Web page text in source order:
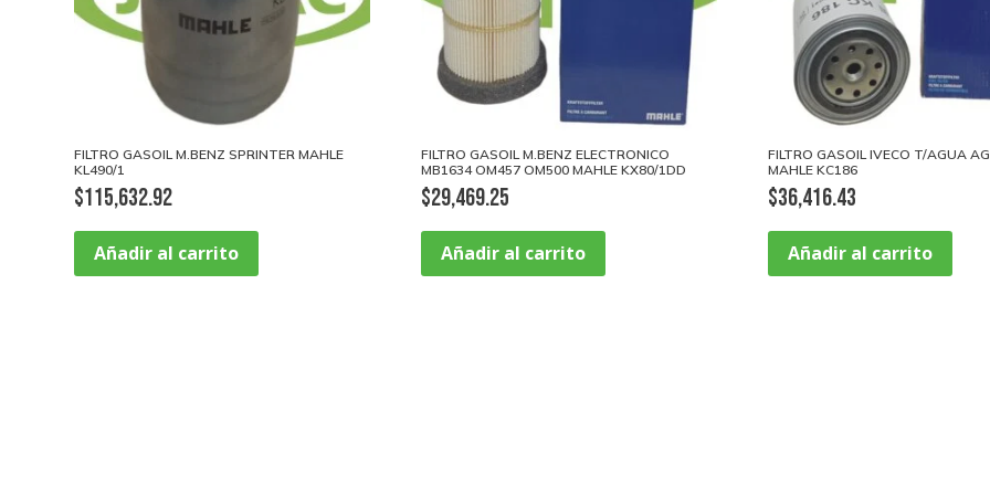
FILTRO GASOIL M.BENZ SPRINTER MAHLE
KL490/1
$115,632.92
Añadir al carrito
FILTRO GASOIL M.BENZ ELECTRONICO
MB1634 OM457 OM500 MAHLE KX80/1DD
$29,469.25
Añadir al carrito
FILTRO GASOIL IVECO T/AGUA
MAHLE KC186
$36,416.43
Añadir al carrito